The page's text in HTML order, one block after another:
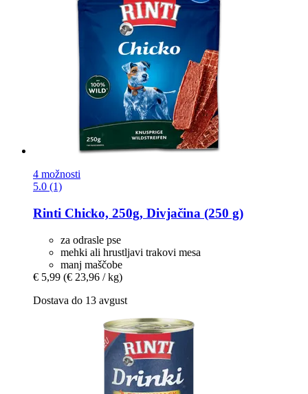
4 možnosti
5.0 (1)
Rinti Chicko, 250g, Divjačina (250 g)
za odrasle pse
mehki ali hrustljavi trakovi mesa
manj maščobe
€ 5,99 (€ 23,96 / kg)
Dostava do 13 avgust